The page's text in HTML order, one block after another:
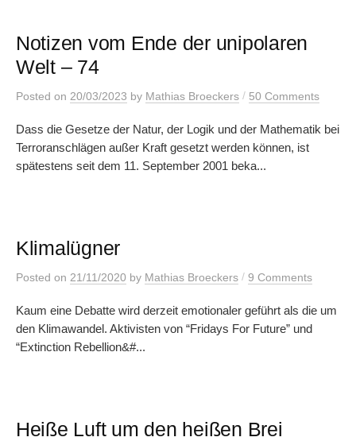
Notizen vom Ende der unipolaren
Welt – 74
Posted on 20/03/2023 by Mathias Broeckers / 50 Comments
Dass die Gesetze der Natur, der Logik und der Mathematik bei
Terroranschlägen außer Kraft gesetzt werden können, ist
spätestens seit dem 11. September 2001 beka...
Klimalügner
Posted on 21/11/2020 by Mathias Broeckers / 9 Comments
Kaum eine Debatte wird derzeit emotionaler geführt als die um
den Klimawandel. Aktivisten von “Fridays For Future” und
“Extinction Rebellion&#...
Heiße Luft um den heißen Brei